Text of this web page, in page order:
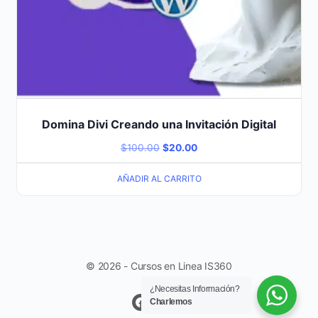
Domina Divi Creando una Invitación Digital
$100.00 Original
price
was:
$20.00Current
price
is:
AÑADIR AL CARRITO
© 2026 - Cursos en Linea IS360
¿Necesitas Información?
Charlemos